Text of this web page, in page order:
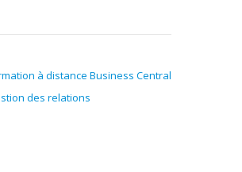
à distance Business Central
des relations